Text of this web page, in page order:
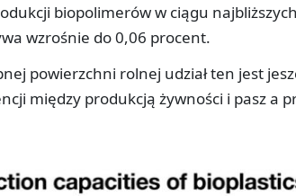
biopolimerów w ciągu
wzrośnie do 0,06 procent.
powierzchni rolnej udział ten jest
między produkcją żywności i pasz a